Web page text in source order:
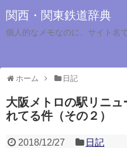
関西・関東鉄道辞典
個人的なメモなのに、サイト名
ホーム 日記
大阪メトロの駅リニ
れてる件（その２）
2018/12/27 日記